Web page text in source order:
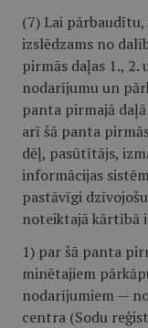
(7) Lai
izslēdzams no
pirmās daļas 1.,
nodarījumu un
panta pirmajā
arī šā panta
dēļ, pasūtītājs,
informācijas
pastāvīgi
noteiktajā kārtībā
1) par šā panta
minētajiem
nodarījumiem —
centra (Sodu